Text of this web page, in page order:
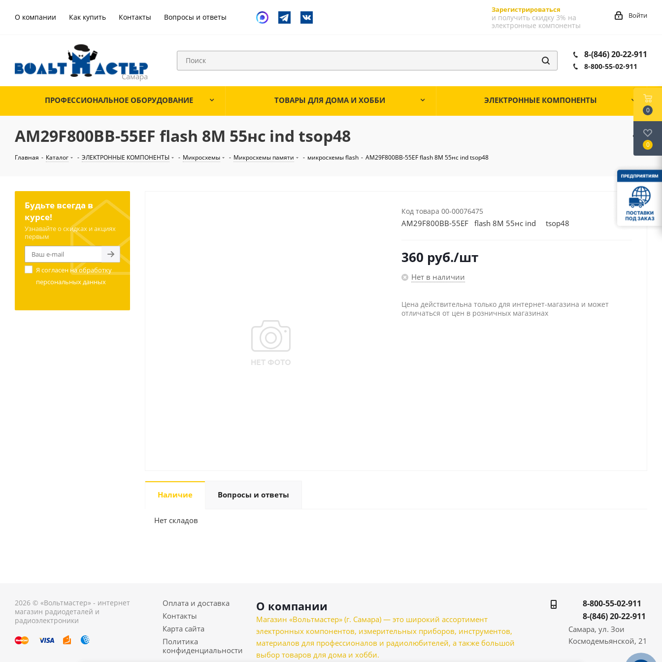
О компании Как купить Контакты Вопросы и ответы
Зарегистрироваться
и получить скидку 3% на
электронные компоненты
Войти
8-(846) 20-22-911
8-800-55-02-911
ПРОФЕССИОНАЛЬНОЕ ОБОРУДОВАНИЕ ТОВАРЫ ДЛЯ ДОМА И ХОББИ ЭЛЕКТРОННЫЕ КОМПОНЕНТЫ
AM29F800BB-55EF flash 8M 55нс ind tsop48
Главная - Каталог - ЭЛЕКТРОННЫЕ КОМПОНЕНТЫ - Микросхемы - Микросхемы памяти - микросхемы flash - AM29F800BB-55EF flash 8M 55нс ind tsop48
Код товара 00-00076475
AM29F800BB-55EF flash 8M 55нс ind tsop48
360 руб./шт
Нет в наличии
Цена действительна только для интернет-магазина и может
отличаться от цен в розничных магазинах
Наличие Вопросы и ответы
Нет складов
Будьте всегда в
курсе!
Узнавайте о скидках и акциях
первым
Я согласен наобработку
персональных данных
2026 © «Вольтмастер» - интернет
магазин радиодеталей и
радиоэлектроники
Оплата и доставка
Контакты
Карта сайта
Политика
конфиденциальности
О компании
Магазин «Вольтмастер» (г. Самара) — это широкий ассортимент
электронных компонентов, измерительных приборов, инструментов,
материалов для профессионалов и радиолюбителей, а также большой
выбор товаров для дома и хобби.
8-800-55-02-911
8-(846) 20-22-911
Самара, ул. Зои
Космодемьянской, 21
0
0